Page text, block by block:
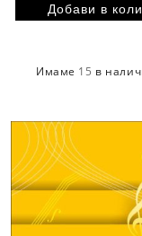
Имаме 15 в